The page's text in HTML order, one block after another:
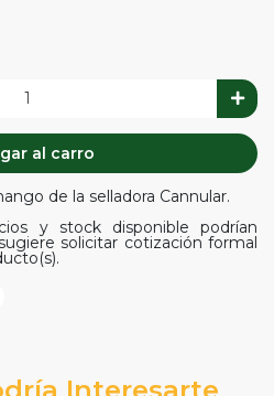
al carro
de la selladora Cannular.
y stock disponible podrían
solicitar cotización formal
Interesarte